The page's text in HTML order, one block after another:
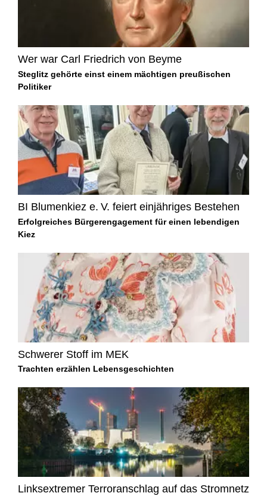
Wer war Carl Friedrich von Beyme
Steglitz gehörte einst einem mächtigen preußischen
Politiker
BI Blumenkiez e. V. feiert einjähriges Bestehen
Erfolgreiches Bürgerengagement für einen lebendigen
Kiez
Schwerer Stoff im MEK
Trachten erzählen Lebensgeschichten
Linksextremer Terroranschlag auf das Stromnetz